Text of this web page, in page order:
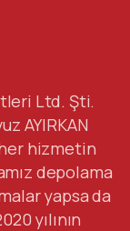
Ltd. Şti.
AYIRKAN
hizmetin
depolama
yapsa da
yılının